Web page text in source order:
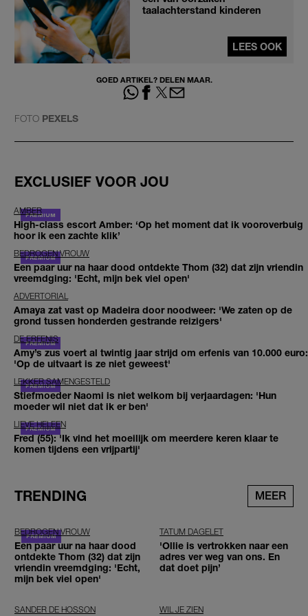
taalachterstand kinderen
LEES OOK
GOED ARTIKEL? DELEN MAAR.
FOTO PEXELS
EXCLUSIEF VOOR JOU
AMBER
High-class escort Amber: ‘Op het moment dat ik vooroverbuig
hoor ik een zachte klik’
BEDROGEN VROUW
Een paar uur na haar dood ontdekte Thom (32) dat zijn vriendin
vreemdging: 'Echt, mijn bek viel open'
ADVERTORIAL
Amaya zat vast op Madeira door noodweer: 'We zaten op de
grond tussen honderden gestrande reizigers'
DE ERFENIS
Amy’s zus voert al twintig jaar strijd om erfenis van 10.000 euro:
'Op de uitvaart is ze niet geweest'
LEKKER SAMENGESTELD
Stiefmoeder Naomi is niet welkom bij verjaardagen: 'Hun
moeder wil niet dat ik er ben'
LIEVE HELEEN
Fred (55): 'Ik vind het moeilijk om meerdere keren klaar te
komen tijdens een vrijpartij'
TRENDING MEER
BEDROGEN VROUW
Een paar uur na haar dood
ontdekte Thom (32) dat zijn
vriendin vreemdging: 'Echt,
mijn bek viel open'
TATUM DAGELET
'Ollie is vertrokken naar een
adres ver weg van ons. En
dat doet pijn’
SANDER DE HOSSON WIL JE ZIEN